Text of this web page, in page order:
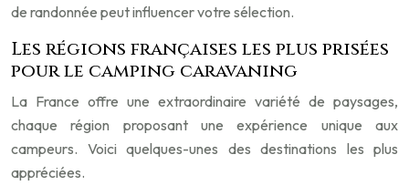
de randonnée peut influencer votre sélection.
Les régions françaises les plus prisées
pour le camping caravaning
La France offre une extraordinaire variété de paysages,
chaque région proposant une expérience unique aux
campeurs. Voici quelques-unes des destinations les plus
appréciées.